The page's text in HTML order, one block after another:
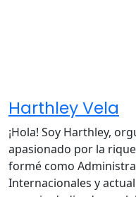
Harthley Vela
¡Hola! Soy Harthley,
apasionado por la
formé como
Internacionales y